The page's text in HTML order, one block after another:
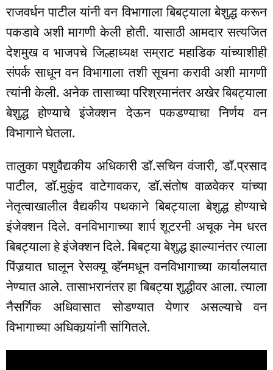
राजवर्धन पाटील यांनी वन विभागाला बिबट्याला बेशुद्ध करून
पकडावे अशी मागणी केली होती. यासाठी आमदार सत्यजित
देशमुख व भाजपचे जिल्हाध्यक्ष सम्राट महाडिक यांच्याशीही
संपर्क साधून वन विभागाला तशी सूचना करावी अशी मागणी
त्यांनी केली. अनेक तासाच्या परिश्रमानंतर अखेर बिबट्याला
बेशुद्ध होण्याचे इंजेक्शन देऊन पकडण्याचा निर्णय वन
विभागाने घेतला.
तालुका पशुवैद्यकीय अधिकारी डॉ.सचिन वंजारी, डॉ.प्रसाद
पाटील, डॉ.मुकुंद वाटेगावकर, डॉ.संतोष वाळवेकर यांच्या
नेतृत्वाखालील वैद्यकीय पथकाने बिबट्याला बेशुद्ध होण्याचे
इंजेक्शन दिले. वनविभागाच्या शार्प शूटरनी अचूक नेम धरत
बिबट्याला हे इंजेक्शन दिले. बिबट्या बेशुद्ध झाल्यानंतर त्याला
पिंजर्‍यात घालून रेसक्यू व्हॅनमधून वनविभागाच्या कार्यालयात
नेण्यात आले. तासाभरानंतर हा बिबट्या शुद्धीवर आला. त्याला
नैसर्गिक अधिवासात सोडण्यात येणार असल्याचे वन
विभागाच्या अधिकार्‍यांनी सांगितले.